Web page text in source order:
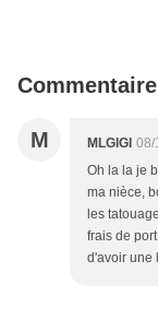
M MLGIGI 08/
Oh la la je
ma nièce,
les
frais de
d'avoir une